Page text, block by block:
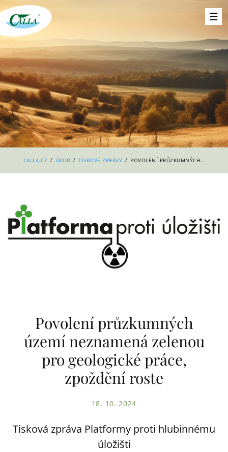
CALLA.CZ / ÚVOD / TISKOVÉ ZPRÁVY / POVOLENÍ PRŮZKUMNÝCH ÚZEMÍ NEZNAMENÁ ZELENOU PRO GEOLOGICKÉ PRÁCE, ZPOŽDĚNÍ ROSTE
Povolení průzkumných
území neznamená zelenou
pro geologické práce,
zpoždění roste
18. 10. 2024
Tisková zpráva Platformy proti hlubinnému
úložišti